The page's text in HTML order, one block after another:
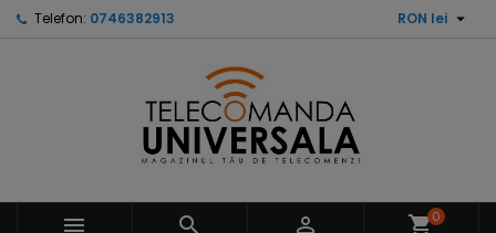
Telefon: 0746382913 RON lei 
   shopping_cart0